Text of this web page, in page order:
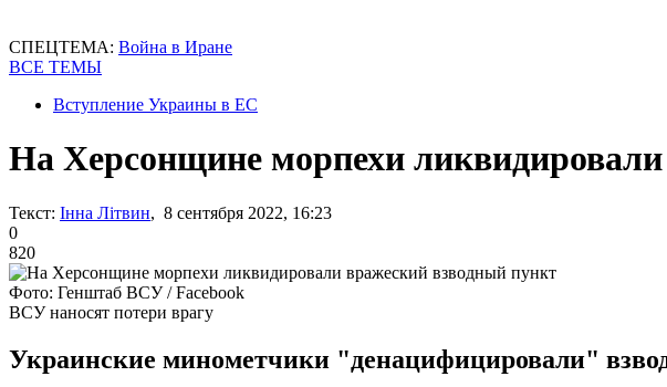
СПЕЦТЕМА: Война в Иране
ВСЕ ТЕМЫ
Вступление Украины в ЕС
На Херсонщине морпехи
Текст: Інна Літвин, 8 сентября 2022, 16:23
0
820
Фото: Генштаб ВСУ / Facebook
ВСУ наносят потери врагу
Украинские минометчики "денацифицировали"